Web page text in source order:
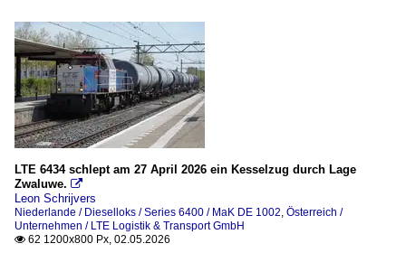
LTE 6434 schlept am 27 April 2026 ein Kesselzug durch Lage
Zwaluwe. 
Leon Schrijvers
Niederlande / Dieselloks / Series 6400 / MaK DE 1002, Österreich /
Unternehmen / LTE Logistik & Transport GmbH
 62 1200x800 Px, 02.05.2026